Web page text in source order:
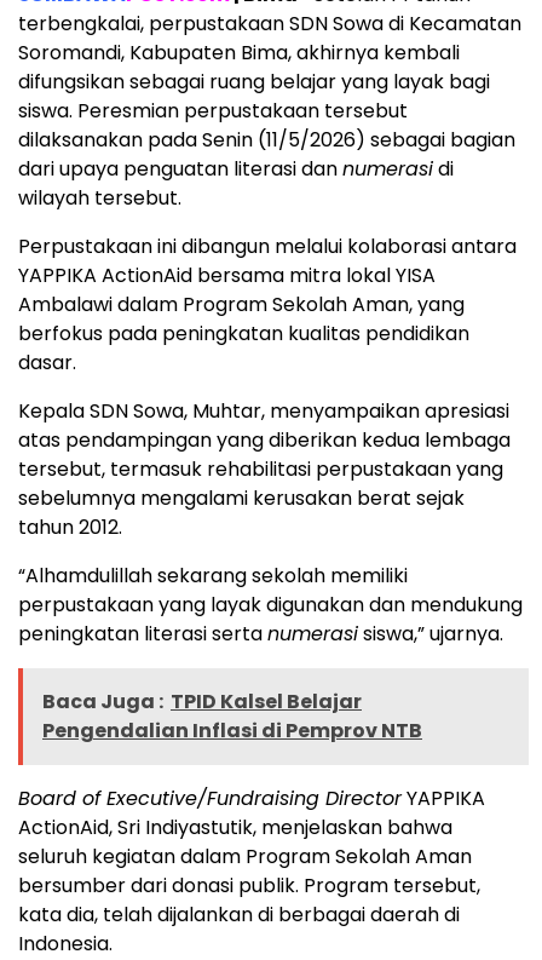
terbengkalai, perpustakaan SDN Sowa di Kecamatan
Soromandi, Kabupaten Bima, akhirnya kembali
difungsikan sebagai ruang belajar yang layak bagi
siswa. Peresmian perpustakaan tersebut
dilaksanakan pada Senin (11/5/2026) sebagai bagian
dari upaya penguatan literasi dannumerasidi
wilayah tersebut.
Perpustakaan ini dibangun melalui kolaborasi antara
YAPPIKA ActionAid bersama mitra lokal YISA
Ambalawi dalam Program Sekolah Aman, yang
berfokus pada peningkatan kualitas pendidikan
dasar.
Kepala SDN Sowa, Muhtar, menyampaikan apresiasi
atas pendampingan yang diberikan kedua lembaga
tersebut, termasuk rehabilitasi perpustakaan yang
sebelumnya mengalami kerusakan berat sejak
tahun 2012.
“Alhamdulillah sekarang sekolah memiliki
perpustakaan yang layak digunakan dan mendukung
peningkatan literasi sertanumerasisiswa,” ujarnya.
Baca Juga : TPID Kalsel Belajar
Pengendalian Inflasi di Pemprov NTB
Board of Executive/Fundraising DirectorYAPPIKA
ActionAid, Sri Indiyastutik, menjelaskan bahwa
seluruh kegiatan dalam Program Sekolah Aman
bersumber dari donasi publik. Program tersebut,
kata dia, telah dijalankan di berbagai daerah di
Indonesia.